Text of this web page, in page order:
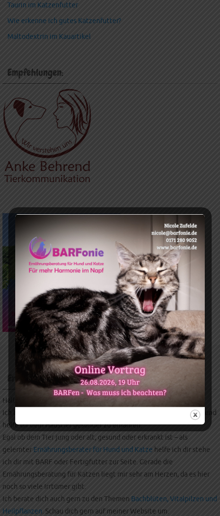
Taurin im Katzenfutter
Wie erkenne ich gutes Katzenfutter?
Maltodextrin im Kauartikel
Empfehlungen:
Ernährungsberatung für Hund und Katze
Hallo und willkommen auf meiner Website.
Ich bin Nicole, seit 2018 Ernährungsberaterin für Hund und Katze und
helfe dir dein Haustier gesünder zu ernähren.
Egal ob dein Tier jung oder alt, gesund oder erkrankt ist – als
gelernter Ernährungsberater für Hund und Katze helfe ich dir stehe
ich dir mit BARF oder Fertigfutter zur Seite. Gerade die
Ernährungsberatung für Katzen liegt mir sehr am Herzen, da es hier
noch so viele Irrtümer gibt.
Ich berate dich auch gern zu den Themen Bachblüten, Vitalpilzen und
Heilpflanzen. Schau dich gern auf meiner Website um.